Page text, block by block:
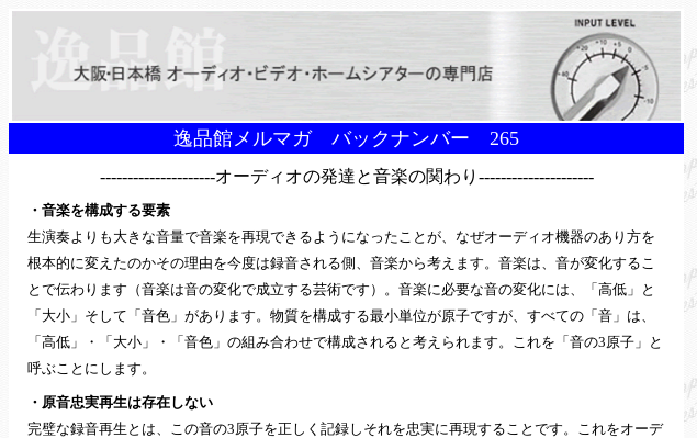
逸品館メルマガ バックナンバー 265
---------------------オーディオの発達と音楽の関わり---------------------
・音楽を構成する要素
生演奏よりも大きな音量で音楽を再現できるようになったことが、なぜオーディオ機器のあり方を
根本的に変えたのかその理由を今度は録音される側、音楽から考えます。音楽は、音が変化するこ
とで伝わります（音楽は音の変化で成立する芸術です）。音楽に必要な音の変化には、「高低」と
「大小」そして「音色」があります。物質を構成する最小単位が原子ですが、すべての「音」は、
「高低」・「大小」・「音色」の組み合わせで構成されると考えられます。これを「音の3原子」と
呼ぶことにします。
・原音忠実再生は存在しない
完璧な録音再生とは、この音の3原子を正しく記録しそれを忠実に再現することです。これをオーデ